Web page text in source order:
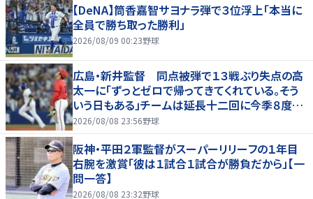
【DeNA】筒香嘉智サヨナラ弾で３位浮上「本当に
全員で勝ち取った勝利」
2026/08/09 00:23野球
広島・新井監督 同点被弾で１３戦ぶり失点の高
太一に「ずっとゼロで帰ってきてくれている。そう
いう日もある」チームは延長十二回に今季８度目
サヨナラ負け
2026/08/08 23:56野球
阪神・平田２軍監督がスーパーリリーフの１年目
右腕を激賞「彼は１試合１試合が勝負だから」【一
問一答】
2026/08/08 23:32野球